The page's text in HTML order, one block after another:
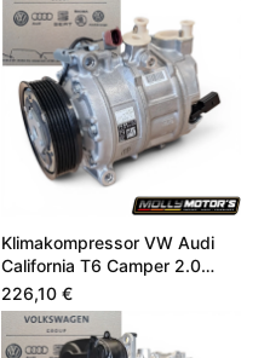
Klimakompressor VW Audi
California T6 Camper 2.0
CZSE DZLA 7LA816803A
226,10 €